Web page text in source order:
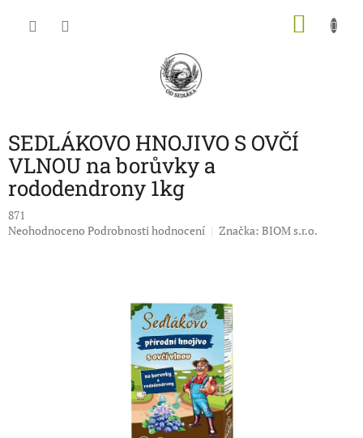
SEDLÁKOVO HNOJIVO S OVČÍ
VLNOU na borůvky a
rododendrony 1kg
871
Průměrné
Neohodnoceno Podrobnosti hodnocení Značka: BIOM s.r.o.